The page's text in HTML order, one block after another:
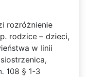
rozróżnienie
rodzice – dzieci,
w linii
108 § 1-3